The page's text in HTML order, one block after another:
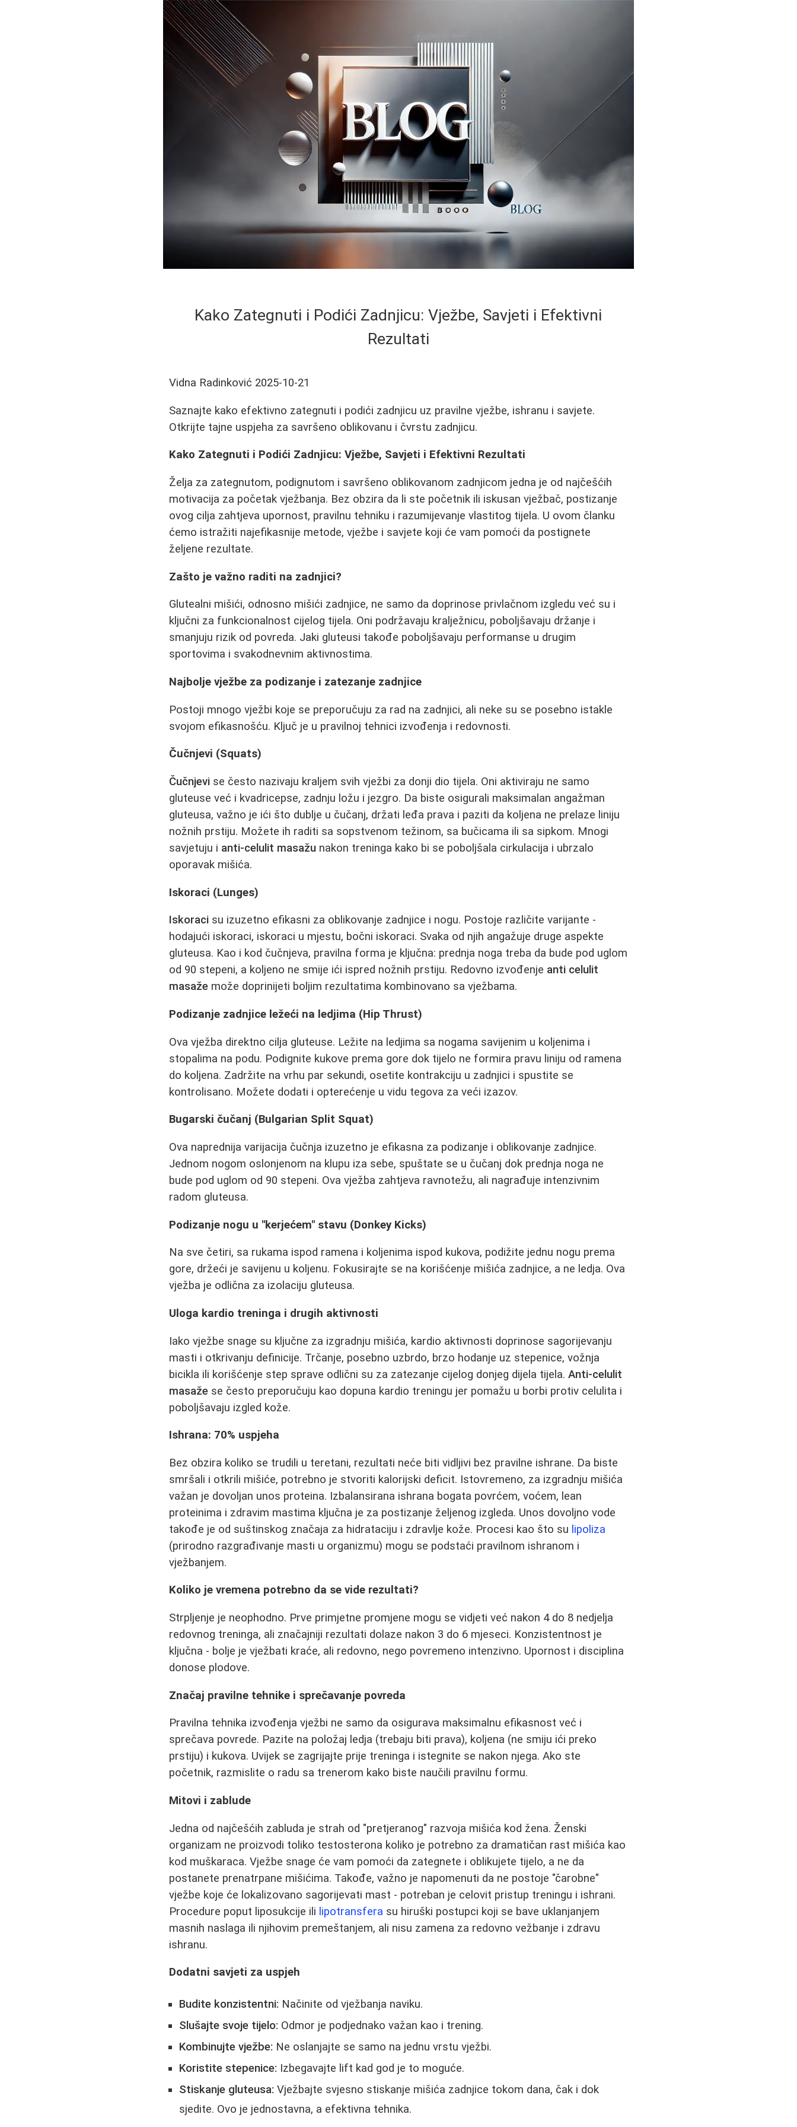
Kako Zategnuti i Podići Zadnjicu: Vježbe, Savjeti i Efektivni
Rezultati
Vidna Radinković 2025-10-21
Saznajte kako efektivno zategnuti i podići zadnjicu uz pravilne vježbe, ishranu i savjete.
Otkrijte tajne uspjeha za savršeno oblikovanu i čvrstu zadnjicu.
Kako Zategnuti i Podići Zadnjicu: Vježbe, Savjeti i Efektivni Rezultati
Želja za zategnutom, podignutom i savršeno oblikovanom zadnjicom jedna je od najčešćih
motivacija za početak vježbanja. Bez obzira da li ste početnik ili iskusan vježbač, postizanje
ovog cilja zahtjeva upornost, pravilnu tehniku i razumijevanje vlastitog tijela. U ovom članku
ćemo istražiti najefikasnije metode, vježbe i savjete koji će vam pomoći da postignete
željene rezultate.
Zašto je važno raditi na zadnjici?
Glutealni mišići, odnosno mišići zadnjice, ne samo da doprinose privlačnom izgledu već su i
ključni za funkcionalnost cijelog tijela. Oni podržavaju kralježnicu, poboljšavaju držanje i
smanjuju rizik od povreda. Jaki gluteusi takođe poboljšavaju performanse u drugim
sportovima i svakodnevnim aktivnostima.
Najbolje vježbe za podizanje i zatezanje zadnjice
Postoji mnogo vježbi koje se preporučuju za rad na zadnjici, ali neke su se posebno istakle
svojom efikasnošću. Ključ je u pravilnoj tehnici izvođenja i redovnosti.
Čučnjevi (Squats)
Čučnjevi se često nazivaju kraljem svih vježbi za donji dio tijela. Oni aktiviraju ne samo
gluteuse već i kvadricepse, zadnju ložu i jezgro. Da biste osigurali maksimalan angažman
gluteusa, važno je ići što dublje u čučanj, držati leđa prava i paziti da koljena ne prelaze liniju
nožnih prstiju. Možete ih raditi sa sopstvenom težinom, sa bučicama ili sa sipkom. Mnogi
savjetuju i anti-celulit masažu nakon treninga kako bi se poboljšala cirkulacija i ubrzalo
oporavak mišića.
Iskoraci (Lunges)
Iskoraci su izuzetno efikasni za oblikovanje zadnjice i nogu. Postoje različite varijante -
hodajući iskoraci, iskoraci u mjestu, bočni iskoraci. Svaka od njih angažuje druge aspekte
gluteusa. Kao i kod čučnjeva, pravilna forma je ključna: prednja noga treba da bude pod uglom
od 90 stepeni, a koljeno ne smije ići ispred nožnih prstiju. Redovno izvođenje anti celulit
masaže može doprinijeti boljim rezultatima kombinovano sa vježbama.
Podizanje zadnjice ležeći na ledjima (Hip Thrust)
Ova vježba direktno cilja gluteuse. Ležite na ledjima sa nogama savijenim u koljenima i
stopalima na podu. Podignite kukove prema gore dok tijelo ne formira pravu liniju od ramena
do koljena. Zadržite na vrhu par sekundi, osetite kontrakciju u zadnjici i spustite se
kontrolisano. Možete dodati i opterećenje u vidu tegova za veći izazov.
Bugarski čučanj (Bulgarian Split Squat)
Ova naprednija varijacija čučnja izuzetno je efikasna za podizanje i oblikovanje zadnjice.
Jednom nogom oslonjenom na klupu iza sebe, spuštate se u čučanj dok prednja noga ne
bude pod uglom od 90 stepeni. Ova vježba zahtjeva ravnotežu, ali nagrađuje intenzivnim
radom gluteusa.
Podizanje nogu u "kerjećem" stavu (Donkey Kicks)
Na sve četiri, sa rukama ispod ramena i koljenima ispod kukova, podižite jednu nogu prema
gore, držeći je savijenu u koljenu. Fokusirajte se na korišćenje mišića zadnjice, a ne ledja. Ova
vježba je odlična za izolaciju gluteusa.
Uloga kardio treninga i drugih aktivnosti
Iako vježbe snage su ključne za izgradnju mišića, kardio aktivnosti doprinose sagorijevanju
masti i otkrivanju definicije. Trčanje, posebno uzbrdo, brzo hodanje uz stepenice, vožnja
bicikla ili korišćenje step sprave odlični su za zatezanje cijelog donjeg dijela tijela.Anti-celulit
masaže se često preporučuju kao dopuna kardio treningu jer pomažu u borbi protiv celulita i
poboljšavaju izgled kože.
Ishrana: 70% uspjeha
Bez obzira koliko se trudili u teretani, rezultati neće biti vidljivi bez pravilne ishrane. Da biste
smršali i otkrili mišiće, potrebno je stvoriti kalorijski deficit. Istovremeno, za izgradnju mišića
važan je dovoljan unos proteina. Izbalansirana ishrana bogata povrćem, voćem, lean
proteinima i zdravim mastima ključna je za postizanje željenog izgleda. Unos dovoljno vode
takođe je od suštinskog značaja za hidrataciju i zdravlje kože. Procesi kao što su lipoliza
(prirodno razgrađivanje masti u organizmu) mogu se podstaći pravilnom ishranom i
vježbanjem.
Koliko je vremena potrebno da se vide rezultati?
Strpljenje je neophodno. Prve primjetne promjene mogu se vidjeti već nakon 4 do 8 nedjelja
redovnog treninga, ali značajniji rezultati dolaze nakon 3 do 6 mjeseci. Konzistentnost je
ključna - bolje je vježbati kraće, ali redovno, nego povremeno intenzivno. Upornost i disciplina
donose plodove.
Značaj pravilne tehnike i sprečavanje povreda
Pravilna tehnika izvođenja vježbi ne samo da osigurava maksimalnu efikasnost već i
sprečava povrede. Pazite na položaj ledja (trebaju biti prava), koljena (ne smiju ići preko
prstiju) i kukova. Uvijek se zagrijajte prije treninga i istegnite se nakon njega. Ako ste
početnik, razmislite o radu sa trenerom kako biste naučili pravilnu formu.
Mitovi i zablude
Jedna od najčešćih zabluda je strah od "pretjeranog" razvoja mišića kod žena. Ženski
organizam ne proizvodi toliko testosterona koliko je potrebno za dramatičan rast mišića kao
kod muškaraca. Vježbe snage će vam pomoći da zategnete i oblikujete tijelo, a ne da
postanete prenatrpane mišićima. Takođe, važno je napomenuti da ne postoje "čarobne"
vježbe koje će lokalizovano sagorijevati mast - potreban je celovit pristup treningu i ishrani.
Procedure poput liposukcije ili lipotransfera su hiruški postupci koji se bave uklanjanjem
masnih naslaga ili njihovim premeštanjem, ali nisu zamena za redovno vežbanje i zdravu
ishranu.
Dodatni savjeti za uspjeh
Budite konzistentni: Načinite od vježbanja naviku.
Slušajte svoje tijelo: Odmor je podjednako važan kao i trening.
Kombinujte vježbe: Ne oslanjajte se samo na jednu vrstu vježbi.
Koristite stepenice: Izbegavajte lift kad god je to moguće.
Stiskanje gluteusa: Vježbajte svjesno stiskanje mišića zadnjice tokom dana, čak i dok
sjedite. Ovo je jednostavna, a efektivna tehnika.